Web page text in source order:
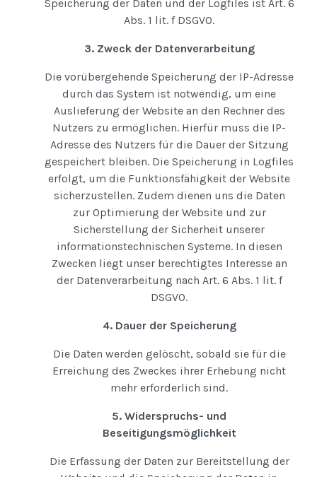
Speicherung der Daten und der Logfiles ist Art. 6
Abs. 1 lit. f DSGVO.
3. Zweck der Datenverarbeitung
Die vorübergehende Speicherung der IP-Adresse
durch das System ist notwendig, um eine
Auslieferung der Website an den Rechner des
Nutzers zu ermöglichen. Hierfür muss die IP-
Adresse des Nutzers für die Dauer der Sitzung
gespeichert bleiben. Die Speicherung in Logfiles
erfolgt, um die Funktionsfähigkeit der Website
sicherzustellen. Zudem dienen uns die Daten
zur Optimierung der Website und zur
Sicherstellung der Sicherheit unserer
informationstechnischen Systeme. In diesen
Zwecken liegt unser berechtigtes Interesse an
der Datenverarbeitung nach Art. 6 Abs. 1 lit. f
DSGVO.
4. Dauer der Speicherung
Die Daten werden gelöscht, sobald sie für die
Erreichung des Zweckes ihrer Erhebung nicht
mehr erforderlich sind.
5. Widerspruchs- und
Beseitigungsmöglichkeit
Die Erfassung der Daten zur Bereitstellung der